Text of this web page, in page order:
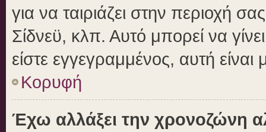
για να ταιριάζει στην περιοχή
Σίδνεϋ, κλπ. Αυτό μπορεί να
είστε εγγεγραμμένος, αυτή είναι
Κορυφή
Έχω αλλάξει την χρονοζώνη